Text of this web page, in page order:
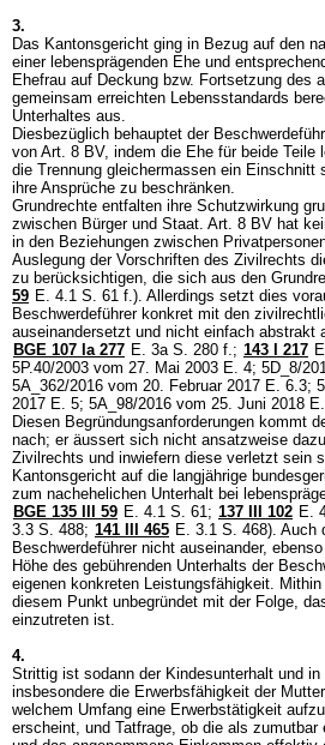
3.
Das Kantonsgericht ging in Bezug auf den
einer lebensprägenden Ehe und
Ehefrau auf Deckung bzw. Fortsetzung des
gemeinsam erreichten Lebensstandards
Unterhaltes aus.
Diesbezüglich behauptet der
von Art. 8 BV, indem die Ehe für beide Teile
die Trennung gleichermassen ein Einschnitt
ihre Ansprüche zu beschränken.
Grundrechte entfalten ihre Schutzwirkung
zwischen Bürger und Staat. Art. 8 BV hat
in den Beziehungen zwischen
Auslegung der Vorschriften des Zivilrechts
zu berücksichtigen, die sich aus den
59 E. 4.1 S. 61 f.). Allerdings setzt dies
Beschwerdeführer konkret mit den
auseinandersetzt und nicht einfach abstrakt
BGE 107 Ia 277 E. 3a S. 280 f.; 143 I 217
5P.40/2003 vom 27. Mai 2003 E. 4; 5D_8/
5A_362/2016 vom 20. Februar 2017 E. 6.3;
2017 E. 5; 5A_98/2016 vom 25. Juni 2018
Diesen Begründungsanforderungen kommt
nach; er äussert sich nicht ansatzweise
Zivilrechts und inwiefern diese verletzt sein
Kantonsgericht auf die langjährige
zum nachehelichen Unterhalt bei
BGE 135 III 59 E. 4.1 S. 61; 137 III 102 E.
3.3 S. 488; 141 III 465 E. 3.1 S. 468). Auch
Beschwerdeführer nicht auseinander,
Höhe des gebührenden Unterhalts der
eigenen konkreten Leistungsfähigkeit.
diesem Punkt unbegründet mit der Folge,
einzutreten ist.
4.
Strittig ist sodann der Kindesunterhalt und
insbesondere die Erwerbsfähigkeit der
welchem Umfang eine Erwerbstätigkeit
erscheint, und Tatfrage, ob die als